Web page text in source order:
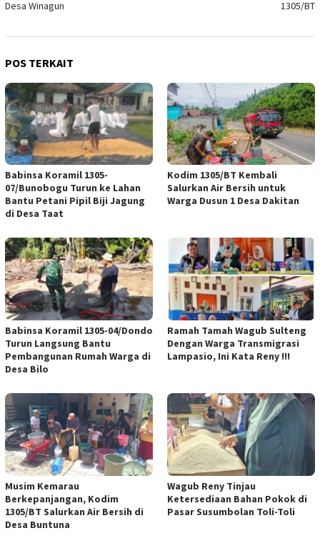
Desa Winagun 1305/BT
POS TERKAIT
Babinsa Koramil 1305-
07/Bunobogu Turun ke Lahan
Bantu Petani Pipil Biji Jagung
di Desa Taat
Kodim 1305/BT Kembali
Salurkan Air Bersih untuk
Warga Dusun 1 Desa Dakitan
Babinsa Koramil 1305-04/Dondo
Turun Langsung Bantu
Pembangunan Rumah Warga di
Desa Bilo
Ramah Tamah Wagub Sulteng
Dengan Warga Transmigrasi
Lampasio, Ini Kata Reny !!!
Musim Kemarau
Berkepanjangan, Kodim
1305/BT Salurkan Air Bersih di
Desa Buntuna
Wagub Reny Tinjau
Ketersediaan Bahan Pokok di
Pasar Susumbolan Toli-Toli